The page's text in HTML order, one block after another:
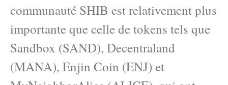
communauté SHIB est relativement plus
importante que celle de tokens tels que
Sandbox (SAND), Decentraland
(MANA), Enjin Coin (ENJ) et